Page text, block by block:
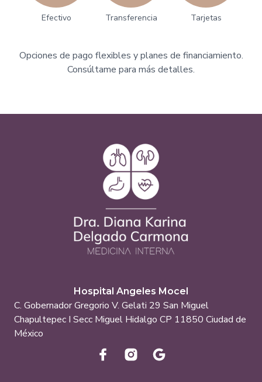
Efectivo Transferencia Tarjetas
Opciones de pago flexibles y planes de financiamiento.
Consúltame para más detalles.
Hospital Angeles Mocel
C. Gobernador Gregorio V. Gelati 29 San Miguel
Chapultepec I Secc Miguel Hidalgo CP 11850 Ciudad de
México